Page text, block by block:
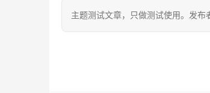
主题测试文章，只做测试使用。发布